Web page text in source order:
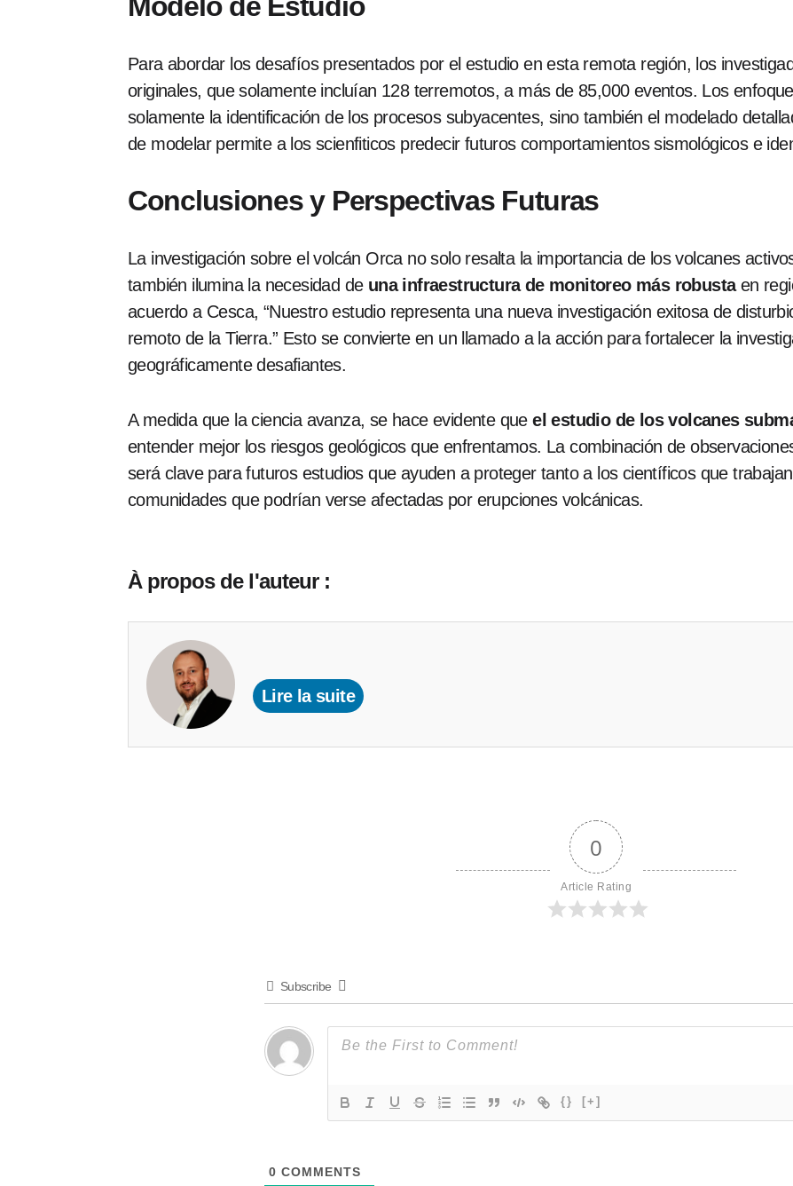
Para abordar los desafíos presentados por el estudio en esta remota región, los
originales, que solamente incluían 128 terremotos, a más de 85,000 eventos. Los
solamente la identificación de los procesos subyacentes, sino también el modelado
de modelar permite a los scienfiticos predecir futuros comportamientos sismológicos e
Conclusiones y Perspectivas Futuras
La investigación sobre el volcán Orca no solo resalta la importancia de los volcanes
también ilumina la necesidad de una infraestructura de monitoreo más robustaen
acuerdo a Cesca, “Nuestro estudio representa una nueva investigación exitosa de
remoto de la Tierra.” Esto se convierte en un llamado a la acción para fortalecer la
geográficamente desafiantes.
A medida que la ciencia avanza, se hace evidente queel estudio de los volcanes
entender mejor los riesgos geológicos que enfrentamos. La combinación de
será clave para futuros estudios que ayuden a proteger tanto a los científicos que
comunidades que podrían verse afectadas por erupciones volcánicas.
À propos de l'auteur :
Lire la suite
0
Article Rating
Subscribe
{} [+]
0 COMMENTS